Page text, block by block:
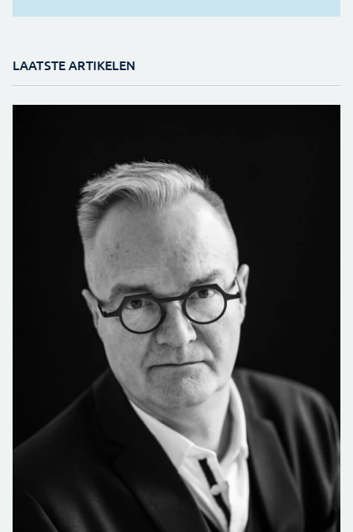
LAATSTE ARTIKELEN